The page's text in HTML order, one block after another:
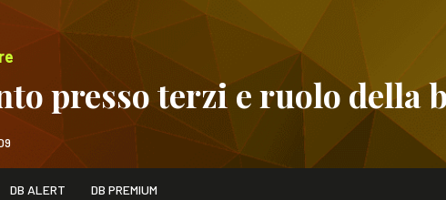
presso terzi e ruolo della
DB ALERT DB PREMIUM
Cerca nel sito